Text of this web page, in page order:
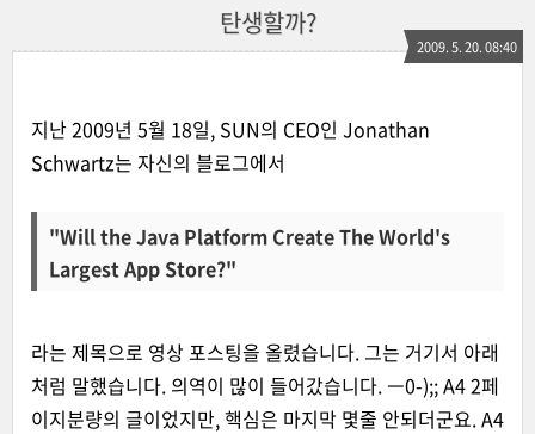
탄생할까?
2009. 5. 20. 08:40
지난 2009년 5월 18일, SUN의 CEO인 Jonathan
Schwartz는 자신의 블로그에서
"Will the Java Platform Create The World's
Largest App Store?"
라는 제목으로 영상 포스팅을 올렸습니다. 그는 거기서 아래
처럼 말했습니다. 의역이 많이 들어갔습니다. ㅡ0-);; A4 2페
이지분량의 글이었지만, 핵심은 마지막 몇줄 안되더군요. A4